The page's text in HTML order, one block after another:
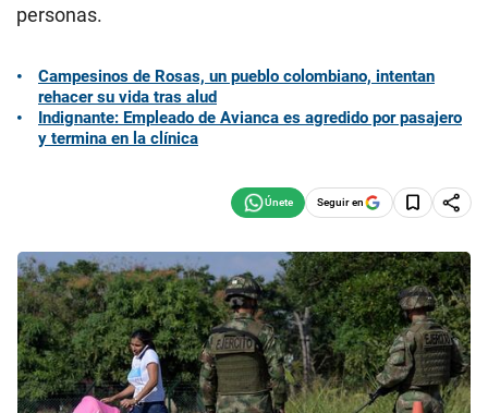
personas.
Campesinos de Rosas, un pueblo colombiano, intentan
rehacer su vida tras alud
Indignante: Empleado de Avianca es agredido por pasajero
y termina en la clínica
Seguir en